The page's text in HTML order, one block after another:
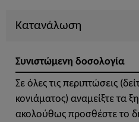
Κατανάλωση
Συνιστώμενη δοσολογία
Σε όλες τις περιπτώσεις
κονιάματος) αναμείξτε τα
ακολούθως προσθέστε το